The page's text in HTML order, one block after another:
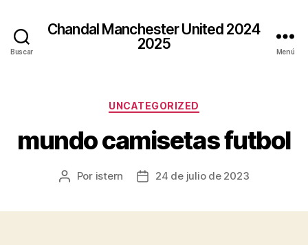
Buscar
Chandal Manchester United 2024
2025
Menú
Categorías
UNCATEGORIZED
mundo camisetas futbol
Autor
Por istern
Fecha24 de julio de 2023